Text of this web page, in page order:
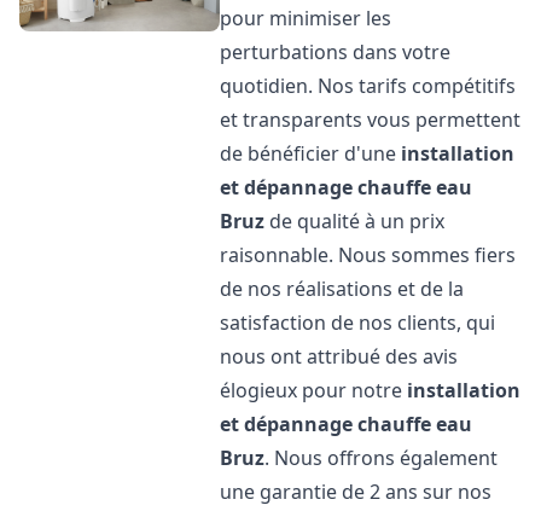
pour minimiser les
perturbations dans votre
quotidien. Nos tarifs compétitifs
et transparents vous permettent
de bénéficier d'une installation
et dépannage chauffe eau
Bruz de qualité à un prix
raisonnable. Nous sommes fiers
de nos réalisations et de la
satisfaction de nos clients, qui
nous ont attribué des avis
élogieux pour notre installation
et dépannage chauffe eau
Bruz. Nous offrons également
une garantie de 2 ans sur nos